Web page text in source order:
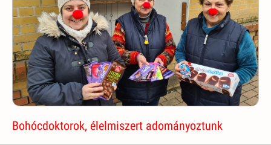
Bohócdoktorok, élelmiszert adományoztunk